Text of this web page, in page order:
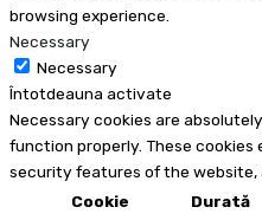
browsing experience.
Necessary
Necessary
Întotdeauna activate
Necessary cookies are
function properly. These
security features of the website,
Cookie
Durată